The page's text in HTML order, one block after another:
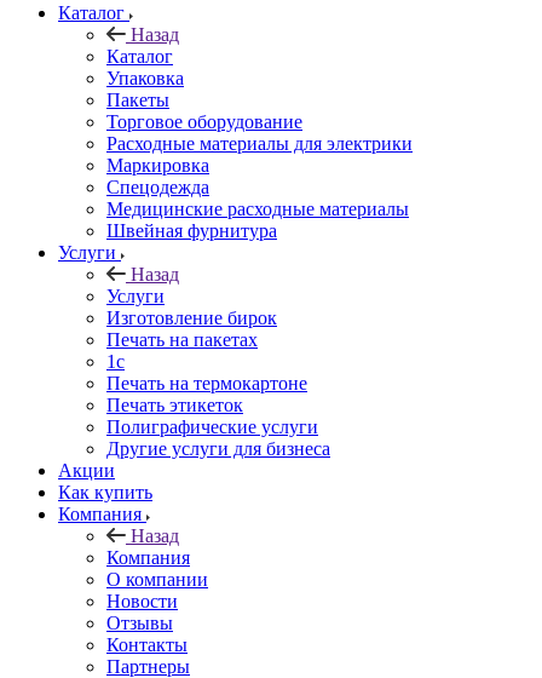
Каталог
Назад
Каталог
Упаковка
Пакеты
Торговое оборудование
Расходные материалы для электрики
Маркировка
Спецодежда
Медицинские расходные материалы
Швейная фурнитура
Услуги
Назад
Услуги
Изготовление бирок
Печать на пакетах
1c
Печать на термокартоне
Печать этикеток
Полиграфические услуги
Другие услуги для бизнеса
Акции
Как купить
Компания
Назад
Компания
О компании
Новости
Отзывы
Контакты
Партнеры